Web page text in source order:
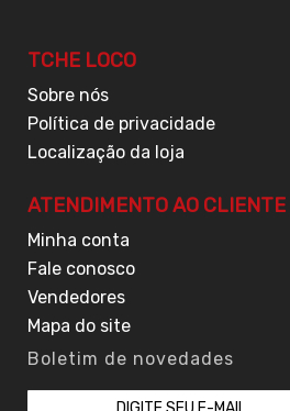
TCHE LOCO
Sobre nós
Política de privacidade
Localização da loja
ATENDIMENTO AO CLIENTE
Minha conta
Fale conosco
Vendedores
Mapa do site
Boletim de novedades